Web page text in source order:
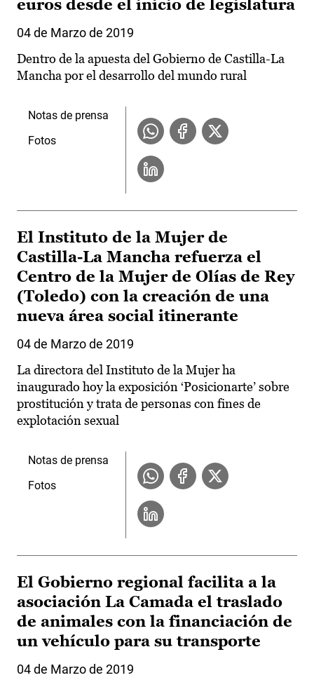
euros desde el inicio de legislatura
04 de Marzo de 2019
Dentro de la apuesta del Gobierno de Castilla-La
Mancha por el desarrollo del mundo rural
Notas de prensa
Fotos
El Instituto de la Mujer de
Castilla-La Mancha refuerza el
Centro de la Mujer de Olías de Rey
(Toledo) con la creación de una
nueva área social itinerante
04 de Marzo de 2019
La directora del Instituto de la Mujer ha
inaugurado hoy la exposición ‘Posicionarte’ sobre
prostitución y trata de personas con fines de
explotación sexual
Notas de prensa
Fotos
El Gobierno regional facilita a la
asociación La Camada el traslado
de animales con la financiación de
un vehículo para su transporte
04 de Marzo de 2019